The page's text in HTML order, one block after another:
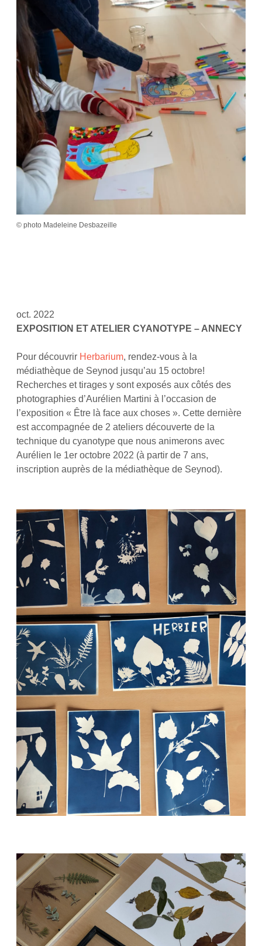
© photo Madeleine Desbazeille
oct. 2022
EXPOSITION ET ATELIER CYANOTYPE – ANNECY
Pour découvrir Herbarium, rendez-vous à la
médiathèque de Seynod jusqu’au 15 octobre!
Recherches et tirages y sont exposés aux côtés des
photographies d’Aurélien Martini à l’occasion de
l’exposition « Être là face aux choses ». Cette dernière
est accompagnée de 2 ateliers découverte de la
technique du cyanotype que nous animerons avec
Aurélien le 1er octobre 2022 (à partir de 7 ans,
inscription auprès de la médiathèque de Seynod).